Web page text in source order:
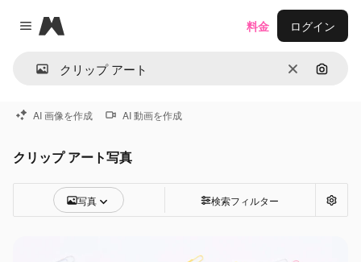
Close menu
Magnific
消去 画像で
料金 ログイン
AI 画像を作成 AI 動画を作成
クリップ アート写真
写真 検索フィルター